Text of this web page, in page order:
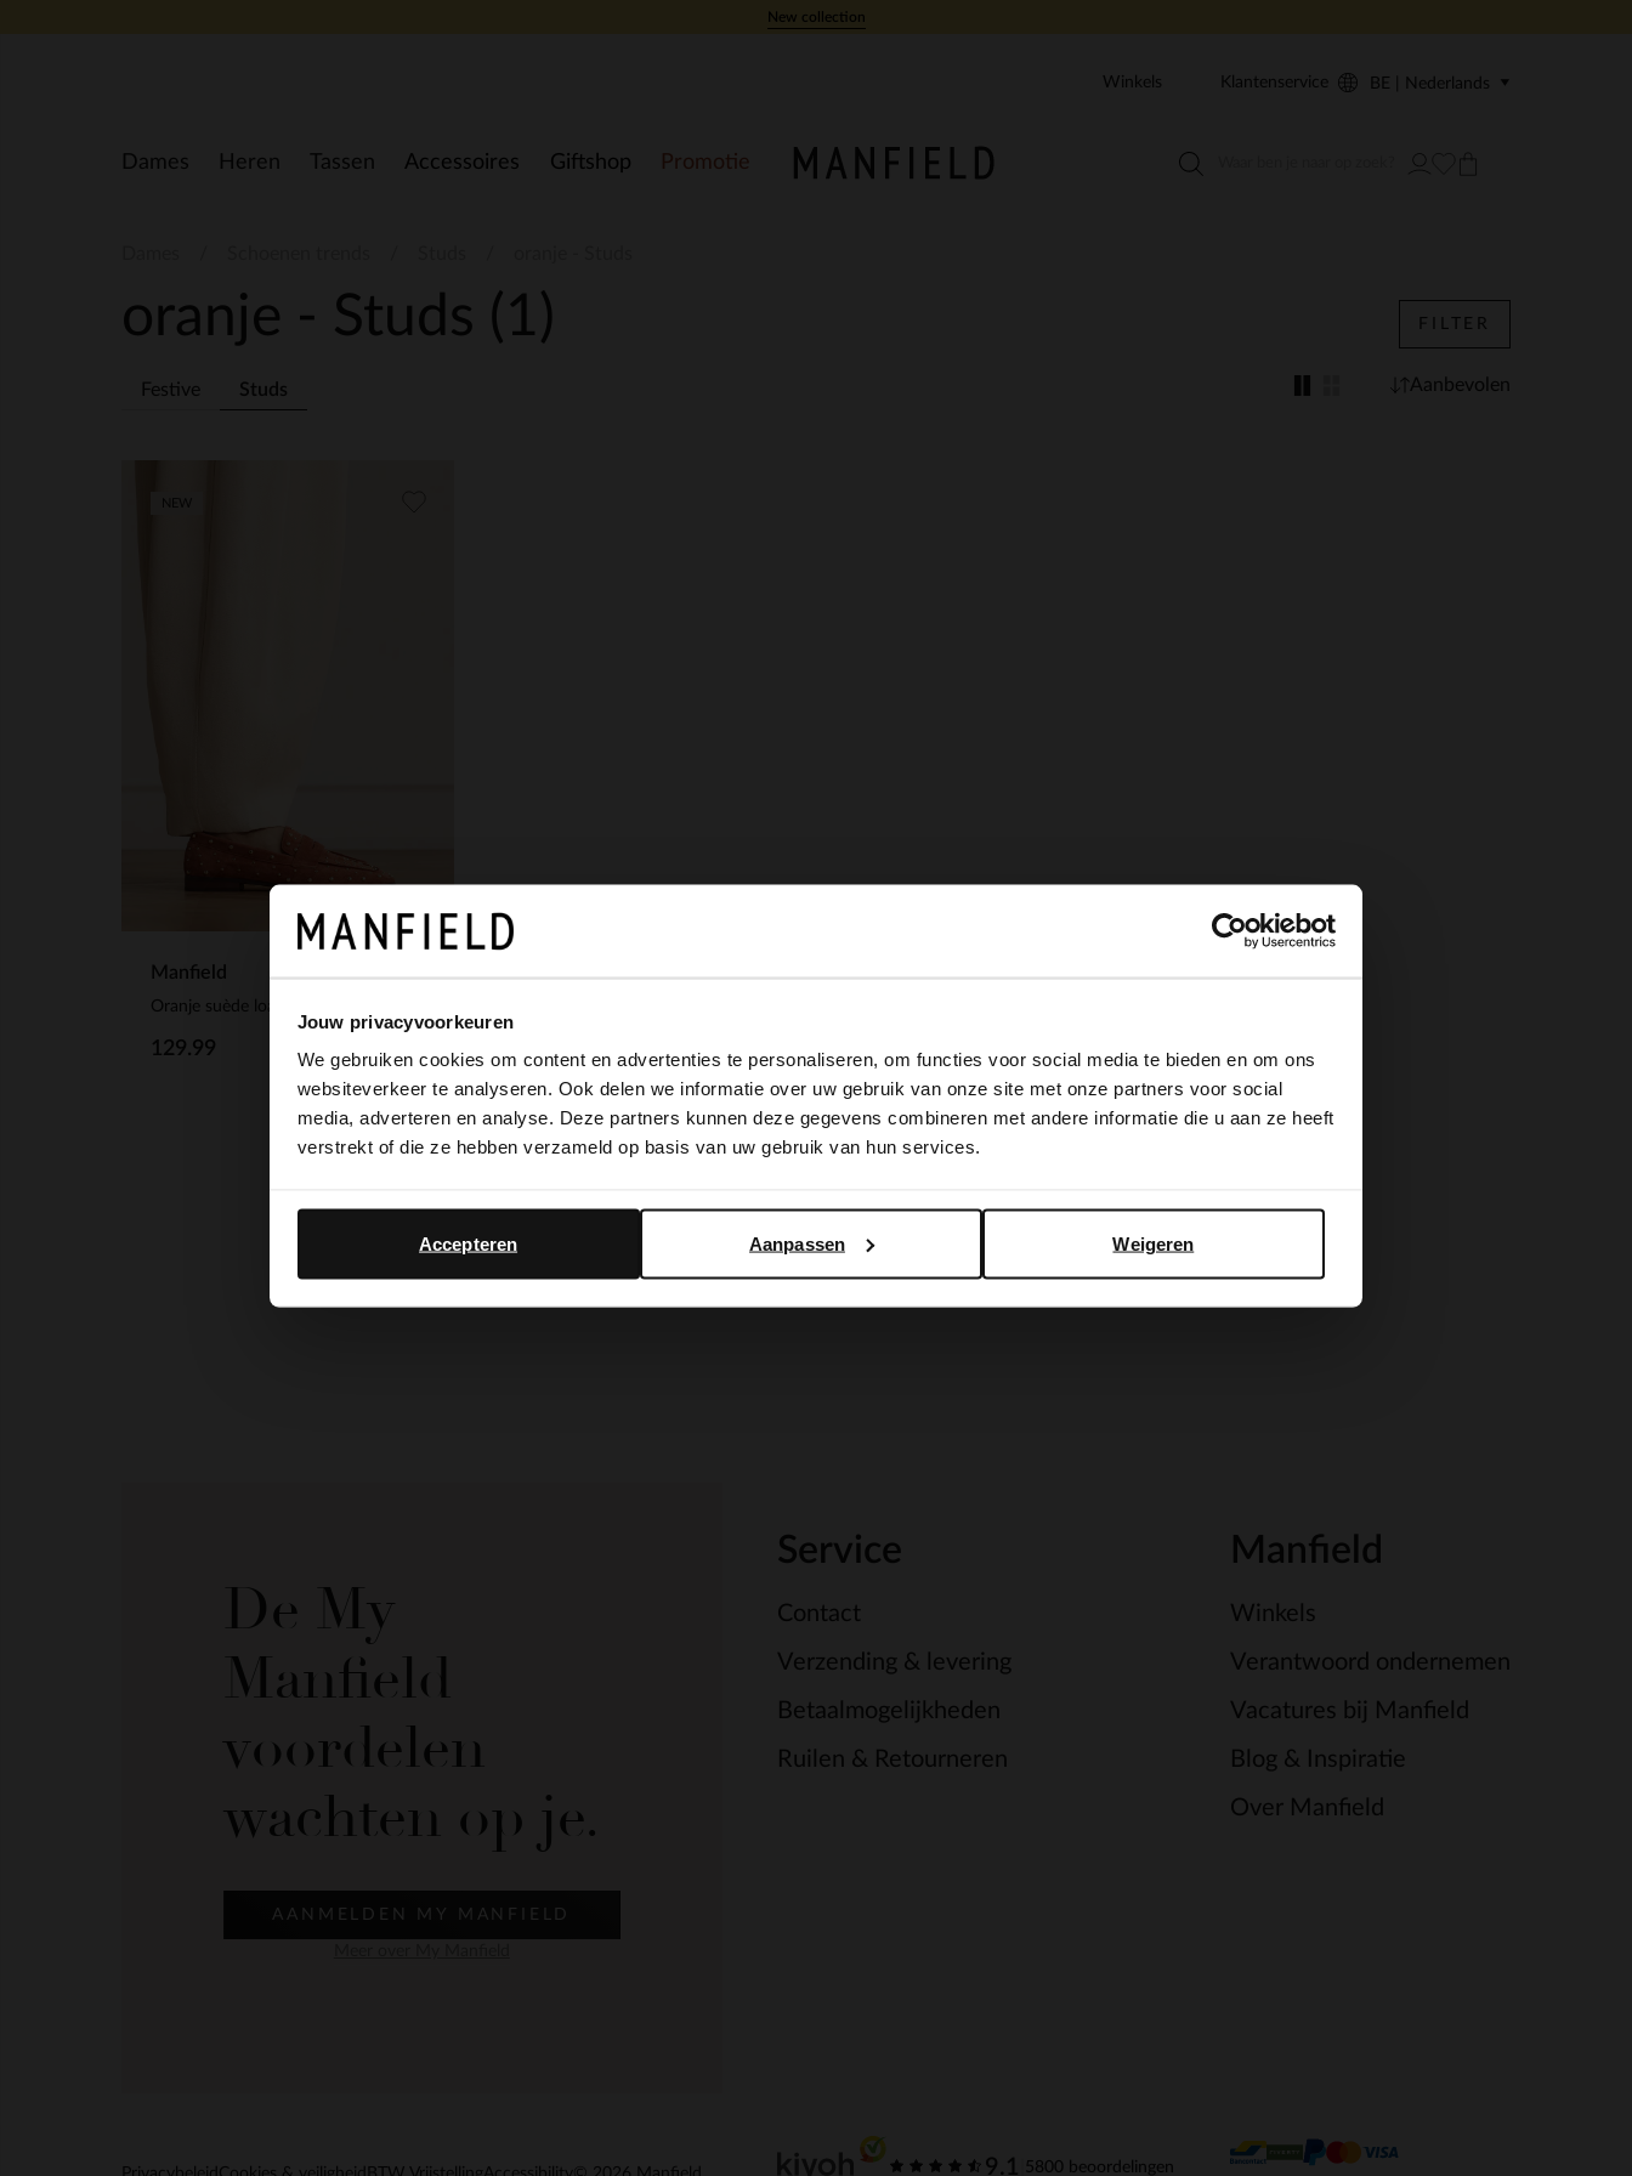
Jouw privacyvoorkeuren
We gebruiken cookies om content en advertenties te personaliseren, om functies voor social media te bieden en om ons
websiteverkeer te analyseren. Ook delen we informatie over uw gebruik van onze site met onze partners voor social
media, adverteren en analyse. Deze partners kunnen deze gegevens combineren met andere informatie die u aan ze heeft
verstrekt of die ze hebben verzameld op basis van uw gebruik van hun services.
Weigeren
Aanpassen
Accepteren
New collection
Dames Heren Tassen Accessoires Giftshop Promotie
Winkels Klantenservice BE | Nederlands
oranje - Studs (1)
Festive Studs
FILTER
Aanbevolen
Manfield
Oranje suède loafers met studs
129.99
De My
Manfield
voordelen
wachten op je.
AANMELDEN MY MANFIELD
Service
Contact
Verzending & levering
Betaalmogelijkheden
Ruilen & Retourneren
Manfield
Winkels
Verantwoord ondernemen
Vacatures bij Manfield
Blog & Inspiratie
Over Manfield
9.1 5800 beoordelingen
×
It looks like your language isn't Dutch. Would you like to